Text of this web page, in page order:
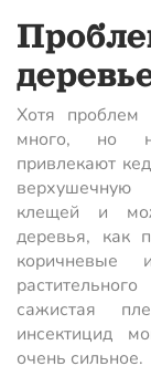
Хотя
много, но
привлекают
верхушечную
клещей и
деревья, как
коричневые
сажистая
инсектицид
очень сильное.